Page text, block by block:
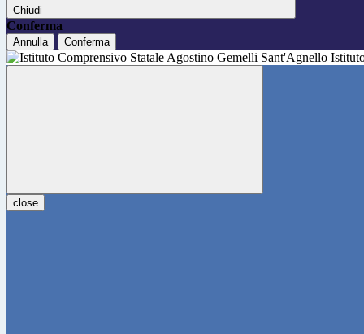
Chiudi
Conferma
Annulla Conferma
close